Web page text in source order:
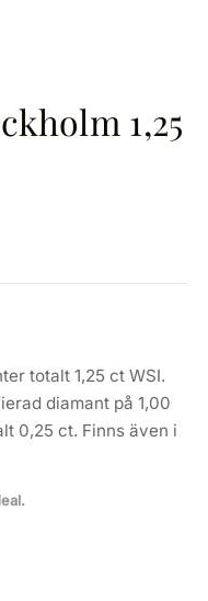
1,25
totalt 1,25 ct WSI.
diamant på 1,00
0,25 ct. Finns även i